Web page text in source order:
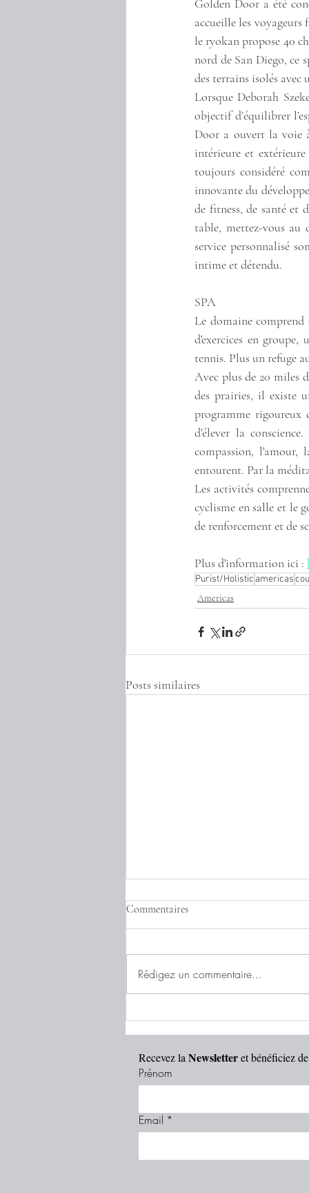
Golden Door a été
accueille les
le ryokan propose 40
nord de San Diego, ce
des terrains isolés avec
Lorsque Deborah
objectif d’équilibrer
Door a ouvert la voie
intérieure et
toujours considéré
innovante du
de fitness, de santé et
table, mettez-vous au
service personnalisé
intime et détendu.
SPA
Le domaine comprend
d'exercices en
tennis. Plus un refuge
Avec plus de 20 miles
des prairies, il existe
programme rigoureux
d'élever la
compassion, l'amour,
entourent. Par la
Les activités
cyclisme en salle et le
de renforcement et de
Plus d'information ici :
Purist/Holistic americas
Americas
Posts similaires
Commentaires
Rédigez un commentaire...
Recevez la Newsletter et bénéficiez
Prénom
Email *